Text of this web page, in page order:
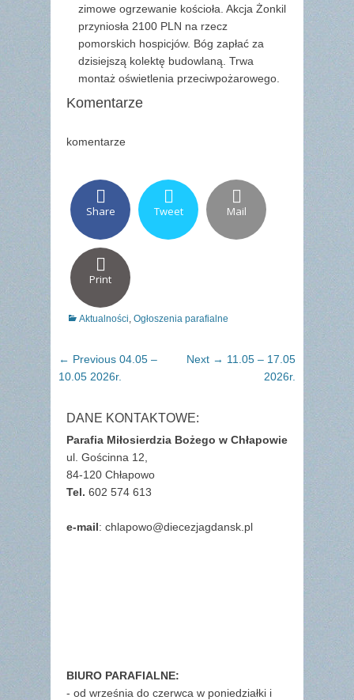
zimowe ogrzewanie kościoła. Akcja Żonkil
przyniosła 2100 PLN na rzecz
pomorskich hospicjów. Bóg zapłać za
dzisiejszą kolektę budowlaną. Trwa
montaż oświetlenia przeciwpożarowego.
Komentarze
komentarze
Share Tweet Mail
Print
Categories
Aktualności Ogłoszenia parafialne
Nawigacja
wpisu
← Previous Previous
post:
04.05 –
10.05 2026r.
Next → Next
11.05 – 17.05
2026r.
DANE KONTAKTOWE:
Parafia Miłosierdzia Bożego w Chłapowie
ul. Gościnna 12,
84-120 Chłapowo
Tel. 602 574 613
e-mail: chlapowo@diecezjagdansk.pl
BIURO PARAFIALNE:
- od września do czerwca w poniedziałki i